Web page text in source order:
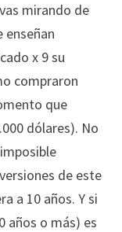
mirando de
x 9 su
compraron
que
dólares). No
de este
a 10 años. Y si
años o más) es